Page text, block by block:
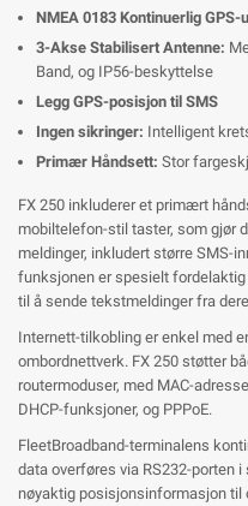
NMEA 0183 Kontinuerlig
3-Akse Stabilisert Antenne:
Band, og IP56-beskyttelse
Legg GPS-posisjon til SMS
Ingen sikringer: Intelligent
Primær Håndsett: Stor
FX 250 inkluderer et primært
mobiltelefon-stil taster, som gjør
meldinger, inkludert større SMS-
funksjonen er spesielt
til å sende tekstmeldinger fra
Internett-tilkobling er enkel med
ombordnettverk. FX 250 støtter
routermoduser, med MAC-
DHCP-funksjoner, og PPPoE.
FleetBroadband-terminalens
data overføres via RS232-porten
nøyaktig posisjonsinformasjon til